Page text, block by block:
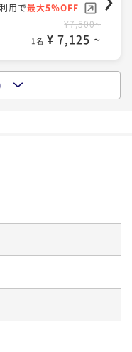
用で最大5％OFF
¥7,500~
1名 ¥ 7,125 ~
♪朝食ビュッフェ